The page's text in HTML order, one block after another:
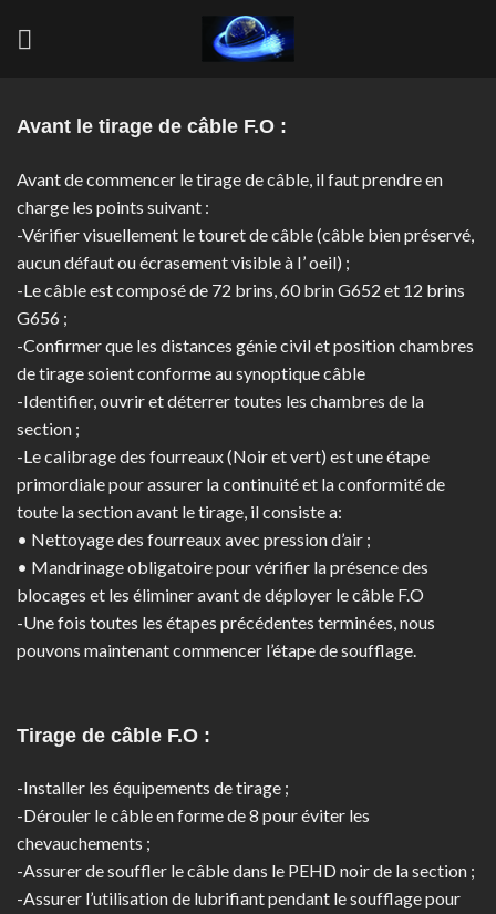
Avant le tirage de câble F.O :
Avant de commencer le tirage de câble, il faut prendre en
charge les points suivant :
-Vérifier visuellement le touret de câble (câble bien préservé,
aucun défaut ou écrasement visible à I’ oeil) ;
-Le câble est composé de 72 brins, 60 brin G652 et 12 brins
G656 ;
-Confirmer que les distances génie civil et position chambres
de tirage soient conforme au synoptique câble
-Identifier, ouvrir et déterrer toutes les chambres de la
section ;
-Le calibrage des fourreaux (Noir et vert) est une étape
primordiale pour assurer la continuité et la conformité de
toute la section avant le tirage, il consiste a:
• Nettoyage des fourreaux avec pression d’air ;
• Mandrinage obligatoire pour vérifier la présence des
blocages et les éliminer avant de déployer le câble F.O
-Une fois toutes les étapes précédentes terminées, nous
pouvons maintenant commencer l’étape de soufflage.
Tirage de câble F.O :
-Installer les équipements de tirage ;
-Dérouler le câble en forme de 8 pour éviter les
chevauchements ;
-Assurer de souffler le câble dans le PEHD noir de la section ;
-Assurer l’utilisation de lubrifiant pendant le soufflage pour